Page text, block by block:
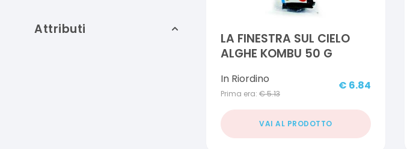
Attributi
LA FINESTRA SUL CIELO
ALGHE KOMBU 50 G
In Riordino
Prima era: €5.13
€ 6.84
VAI AL PRODOTTO